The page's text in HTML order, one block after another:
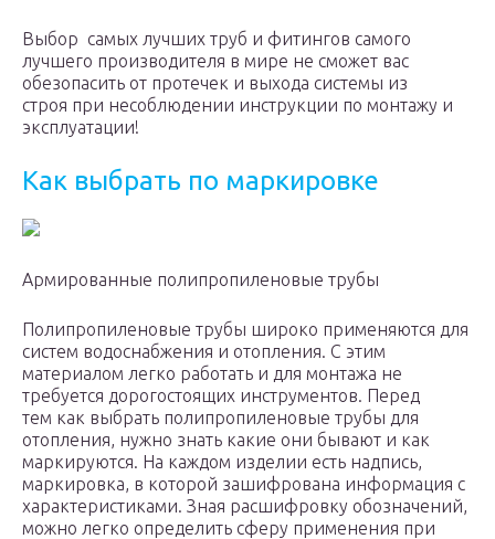
Выбор самых лучших труб и фитингов самого
лучшего производителя в мире не сможет вас
обезопасить от протечек и выхода системы из
строя при несоблюдении инструкции по монтажу и
эксплуатации!
Как выбрать по маркировке
Армированные полипропиленовые трубы
Полипропиленовые трубы широко применяются для
систем водоснабжения и отопления. С этим
материалом легко работать и для монтажа не
требуется дорогостоящих инструментов. Перед
тем как выбрать полипропиленовые трубы для
отопления, нужно знать какие они бывают и как
маркируются. На каждом изделии есть надпись,
маркировка, в которой зашифрована информация с
характеристиками. Зная расшифровку обозначений,
можно легко определить сферу применения при